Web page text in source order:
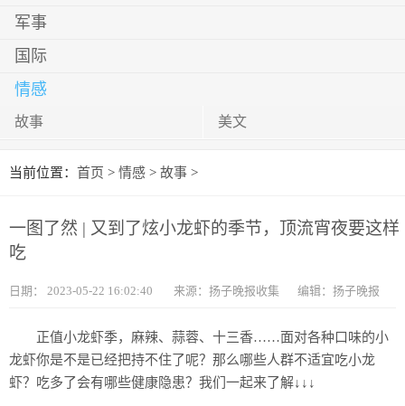
军事
国际
情感
故事 美文
当前位置： 首页 > 情感 > 故事 >
一图了然 | 又到了炫小龙虾的季节，顶流宵夜要这样
吃
日期： 2023-05-22 16:02:40 来源：扬子晚报收集 编辑：扬子晚报
正值小龙虾季，麻辣、蒜蓉、十三香……面对各种口味的小
龙虾你是不是已经把持不住了呢？那么哪些人群不适宜吃小龙
虾？吃多了会有哪些健康隐患？我们一起来了解↓↓↓